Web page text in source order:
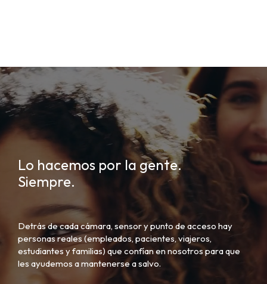
Lo hacemos por la gente.
Siempre.
Detrás de cada cámara, sensor y punto de acceso hay
personas reales (empleados, pacientes, viajeros,
estudiantes y familias) que confían en nosotros para que
les ayudemos a mantenerse a salvo.